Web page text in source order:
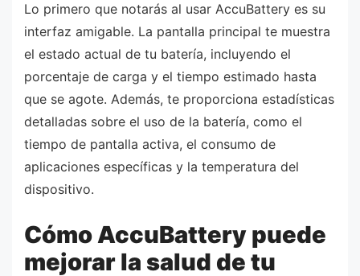
Lo primero que notarás al usar AccuBattery es su
interfaz amigable. La pantalla principal te muestra
el estado actual de tu batería, incluyendo el
porcentaje de carga y el tiempo estimado hasta
que se agote. Además, te proporciona estadísticas
detalladas sobre el uso de la batería, como el
tiempo de pantalla activa, el consumo de
aplicaciones específicas y la temperatura del
dispositivo.
Cómo AccuBattery puede
mejorar la salud de tu